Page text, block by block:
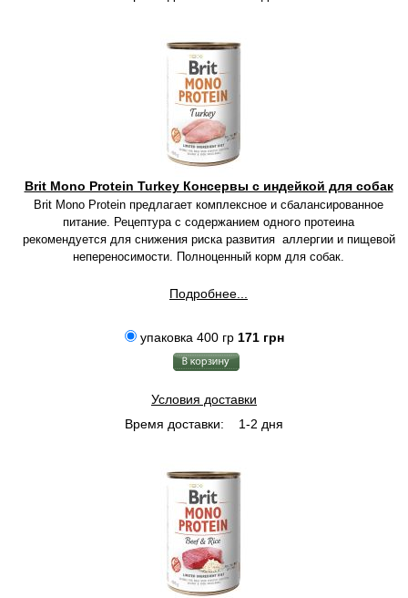
Brit Mono Protein Turkey Консервы с индейкой для собак
Brit Mono Protein предлагает комплексное и сбалансированное
питание. Рецептура с содержанием одного протеина
рекомендуется для снижения риска развития аллергии и пищевой
непереносимости. Полноценный корм для собак.
Подробнее...
упаковка 400 гр 171 грн
Условия доставки
Время доставки:
1-2 дня